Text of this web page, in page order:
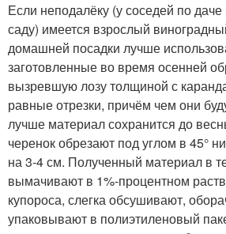
Если неподалёку (у соседей по
саду) имеется взрослый
домашней посадки лучше
заготовленные во время осенней
вызревшую лозу толщиной с
равные отрезки, причём чем они
лучше материал сохранится до
черенок обрезают под углом в 45°
на 3-4 см. Полученный материал в
вымачивают в 1%-процентном
купороса, слегка обсушивают,
упаковывают в полиэтиленовый